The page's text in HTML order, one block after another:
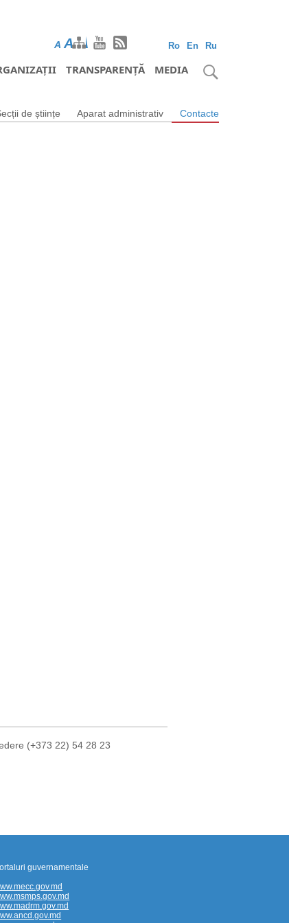
Ro En Ru
A AA
TRANSPARENȚĂ MEDIA
de științe Aparat administrativ Contacte
(+373 22) 54 28 23
guvernamentale